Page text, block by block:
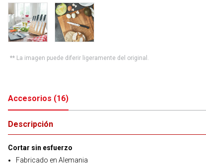
** La imagen puede diferir ligeramente del original.
Accesorios (16)
Descripción
Cortar sin esfuerzo
Fabricado en Alemania